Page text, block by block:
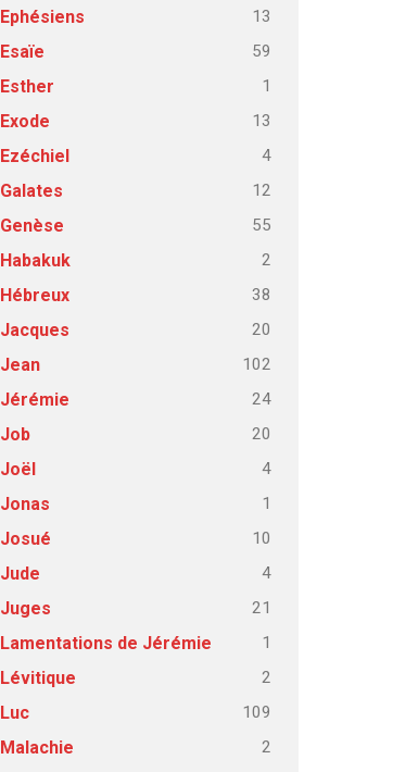
Ephésiens 13
Esaïe 59
Esther 1
Exode 13
Ezéchiel 4
Galates 12
Genèse 55
Habakuk 2
Hébreux 38
Jacques 20
Jean 102
Jérémie 24
Job 20
Joël 4
Jonas 1
Josué 10
Jude 4
Juges 21
Lamentations de Jérémie 1
Lévitique 2
Luc 109
Malachie 2